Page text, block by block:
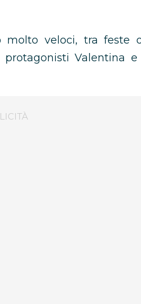
veloci, tra feste
Valentina e